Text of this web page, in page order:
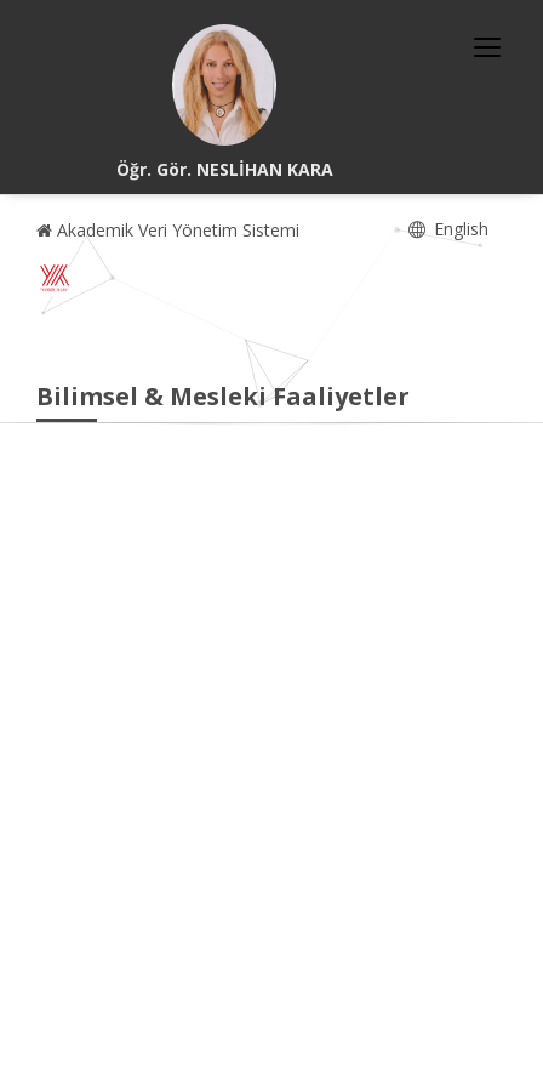
Öğr. Gör. NESLİHAN KARA
Akademik Veri Yönetim Sistemi English
Bilimsel & Mesleki Faaliyetler